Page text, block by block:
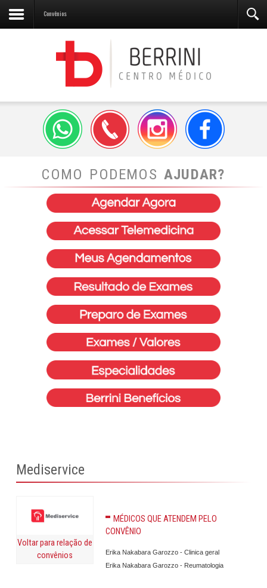
Convênios
COMO PODEMOS AJUDAR?
Mediservice
Voltar para relação de
convênios
MÉDICOS QUE ATENDEM PELO
CONVÊNIO
Erika Nakabara Garozzo - Clinica geral
Erika Nakabara Garozzo - Reumatologia